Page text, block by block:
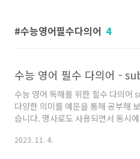
수능영어필수다의어 4
수능 영어 필수 다의어 -
수능 영어 독해를 위한 필수 다의어
다양한 의미를 예문을 통해 공부해
습니다. 명사로도 사용되면서 동시
할 수 있습니다. 모의고사 지문에도
2023. 11. 4.